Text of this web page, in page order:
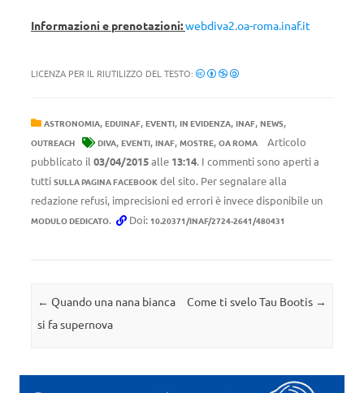
Informazioni e prenotazioni:webdiva2.oa-roma.inaf.it
LICENZA PER IL RIUTILIZZO DEL TESTO:
ASTRONOMIA, EDUINAF, EVENTI, IN EVIDENZA, INAF, NEWS,
OUTREACH DIVA, EVENTI, INAF, MOSTRE, OA ROMA
Articolo
pubblicato il 03/04/2015alle 13:14. I commenti sono aperti a
tutti SULLA PAGINA FACEBOOK del sito. Per segnalare alla
redazione refusi, imprecisioni ed errori è invece disponibile un
MODULO DEDICATO. Doi: 10.20371/INAF/2724-2641/480431
Navigazione articolo
← Quando una nana bianca
si fa supernova
Come ti svelo Tau Bootis →